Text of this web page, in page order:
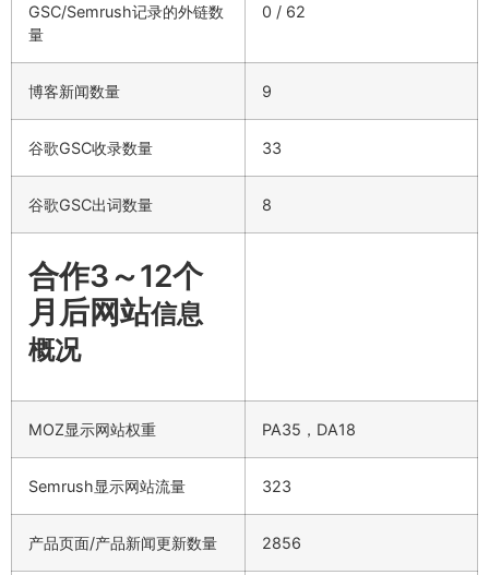
GSC/Semrush记录的外链数
量
0 / 62
博客新闻数量 9
谷歌GSC收录数量 33
谷歌GSC出词数量 8
合作3～12个
月后网站信息
概况
MOZ显示网站权重 PA35，DA18
Semrush显示网站流量 323
产品页面/产品新闻更新数量 2856